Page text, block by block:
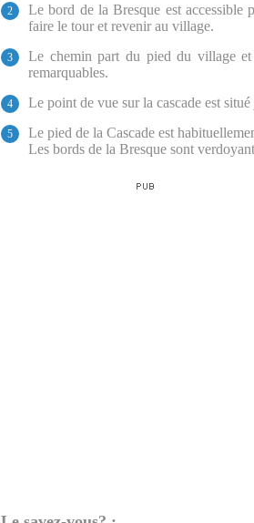
2
Le bord de la Bresque est
faire le tour et revenir au village.
3
Le chemin part du pied du village et
remarquables.
4 Le point de vue sur la cascade est
5
Le pied de la Cascade est
Les bords de la Bresque sont